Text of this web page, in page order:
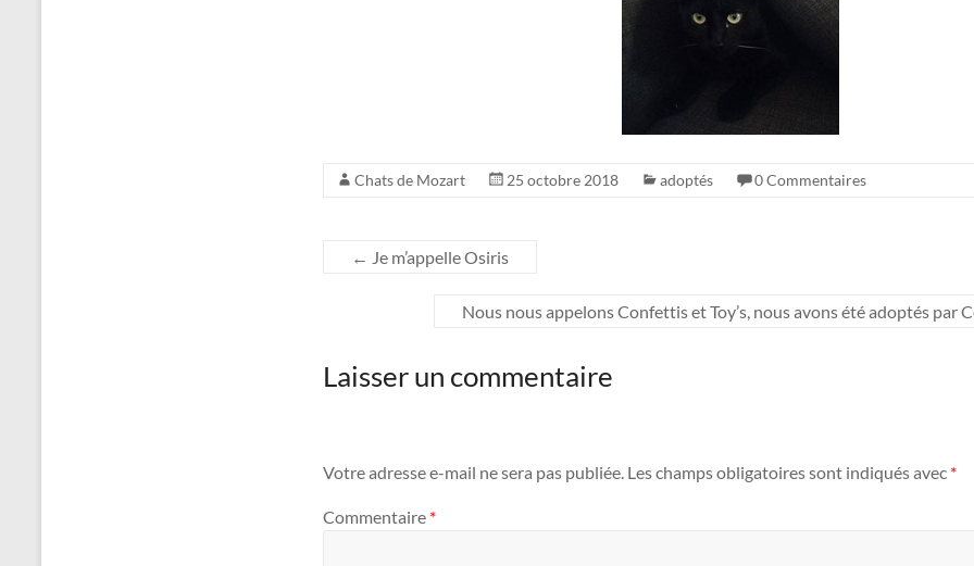
Chats de Mozart 25 octobre 2018 adoptés 0 Commentaires
← Je m’appelle Osiris
Nous nous appelons Confettis et Toy’s, nous avons été adoptés par
Laisser un commentaire
Votre adresse e-mail ne sera pas publiée. Les champs obligatoires sont indiqués avec *
Commentaire *